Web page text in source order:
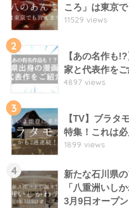
ころ」は東京
11529 views
2
【あの名作も
家と代表作を
4897 views
3
【TV】ブラタ
特集！これは必
1899 views
4
新たな石川県
「八重洲いし
3月9日オープン